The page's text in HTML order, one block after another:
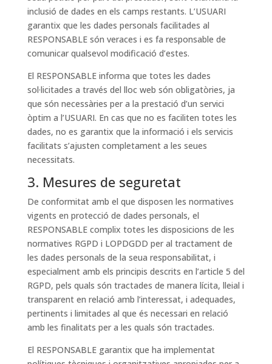
inclusió de dades en els camps restants. L’USUARI
garantix que les dades personals facilitades al
RESPONSABLE són veraces i es fa responsable de
comunicar qualsevol modificació d’estes.
El RESPONSABLE informa que totes les dades
sol·licitades a través del lloc web són obligatòries, ja
que són necessàries per a la prestació d’un servici
òptim a l’USUARI. En cas que no es faciliten totes les
dades, no es garantix que la informació i els servicis
facilitats s’ajusten completament a les seues
necessitats.
3. Mesures de seguretat
De conformitat amb el que disposen les normatives
vigents en protecció de dades personals, el
RESPONSABLE complix totes les disposicions de les
normatives RGPD i LOPDGDD per al tractament de
les dades personals de la seua responsabilitat, i
especialment amb els principis descrits en l’article 5 del
RGPD, pels quals són tractades de manera lícita, lleial i
transparent en relació amb l’interessat, i adequades,
pertinents i limitades al que és necessari en relació
amb les finalitats per a les quals són tractades.
El RESPONSABLE garantix que ha implementat